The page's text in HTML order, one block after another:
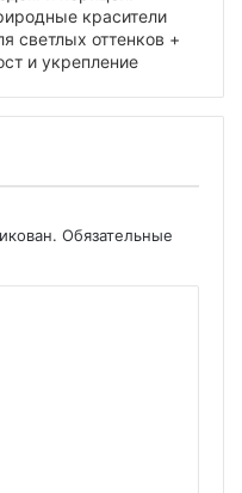
красители
светлых оттенков +
и укрепление
Обязательные